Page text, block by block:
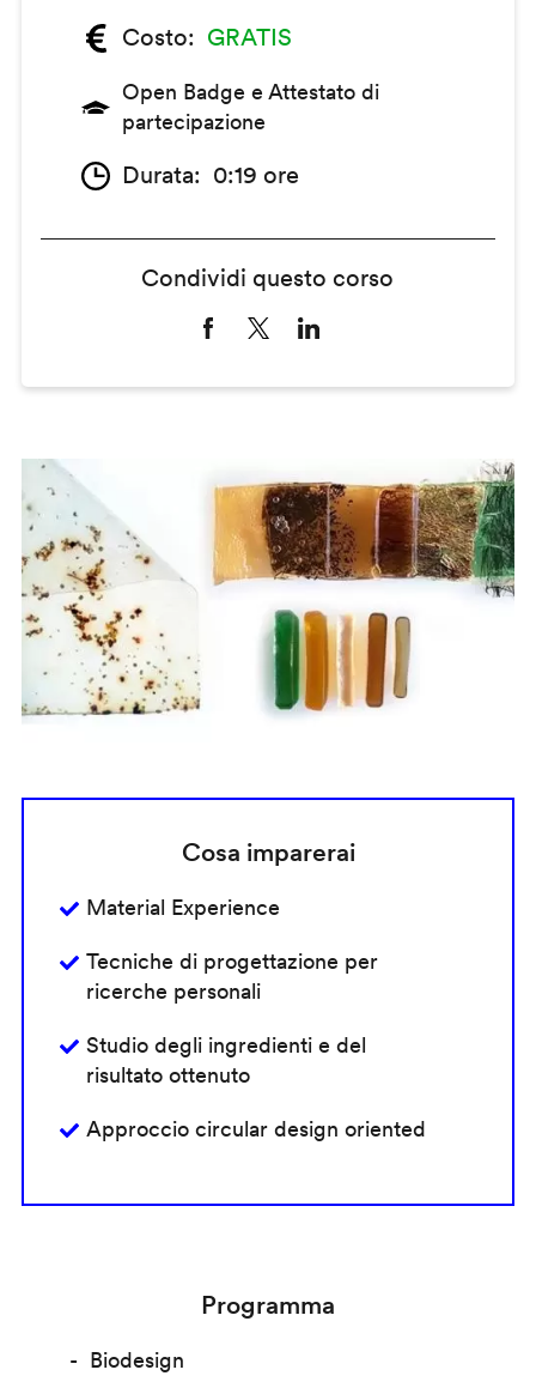
Costo
GRATIS
Open Badge e Attestato di
partecipazione
Durata 0:19 ore
Condividi questo corso
Cosa imparerai
Material Experience
Tecniche di progettazione per
ricerche personali
Studio degli ingredienti e del
risultato ottenuto
Approccio circular design oriented
Programma
Biodesign